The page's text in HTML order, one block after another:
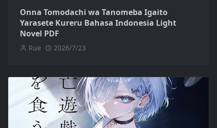
Onna Tomodachi wa Tanomeba Igaito
Yarasete Kureru Bahasa Indonesia Light
Novel PDF
Rue 2026/7/23